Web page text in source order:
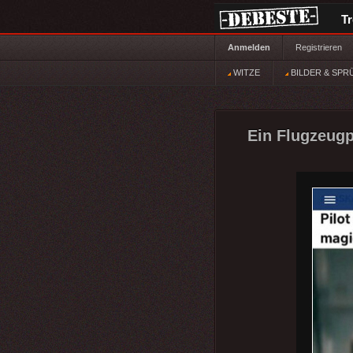
Anmelden Registrieren
WITZE BILDER &
Ein